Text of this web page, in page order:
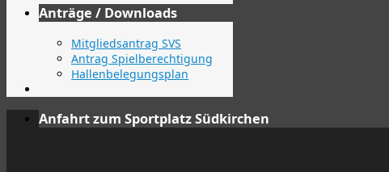
Anträge / Downloads
Mitgliedsantrag SVS
Antrag Spielberechtigung
Hallenbelegungsplan
Anfahrt zum Sportplatz Südkirchen